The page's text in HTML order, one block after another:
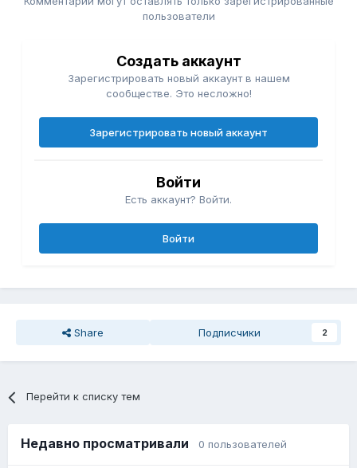
пользователи
Создать аккаунт
Зарегистрировать новый аккаунт в нашем
сообществе. Это несложно!
Зарегистрировать новый аккаунт
Войти
Есть аккаунт? Войти.
Войти
Share Подписчики 2
Перейти к списку тем
Недавно просматривали 0 пользователей